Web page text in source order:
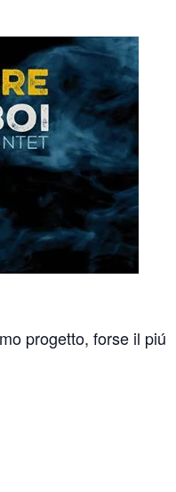
progetto, forse il piú